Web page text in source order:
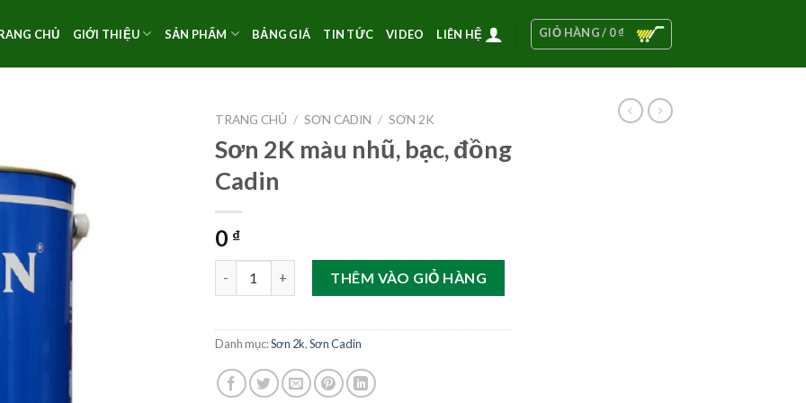
CHỦ GIỚI THIỆU SẢN PHẨM BẢNG GIÁ TIN TỨC VIDEO LIÊN HỆ GIỎ HÀNG / 0₫
TRANG CHỦ / SƠN CADIN / SƠN 2K
Sơn 2K màu nhũ, bạc, đồng
Cadin
0 ₫
Sơn 2K màu nhũ, bạc, đồng Cadin số lượng
THÊM VÀO GIỎ HÀNG
Danh mục:Sơn 2k,Sơn Cadin